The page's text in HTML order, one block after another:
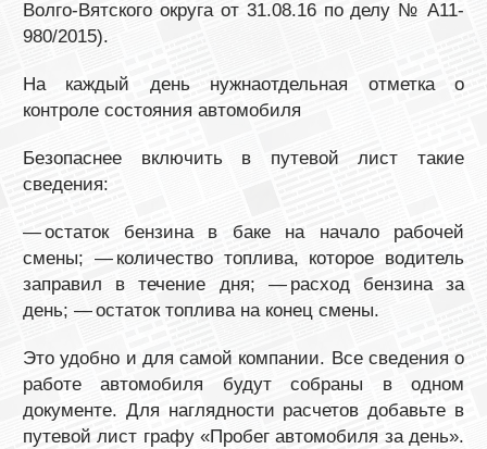
Волго-Вятского округа от 31.08.16 по делу № А11-
980/2015).
На каждый день нужнаотдельная отметка о
контроле состояния автомобиля
Безопаснее включить в путевой лист такие
сведения:
— остаток бензина в баке на начало рабочей
смены; — количество топлива, которое водитель
заправил в течение дня; — расход бензина за
день; — остаток топлива на конец смены.
Это удобно и для самой компании. Все сведения о
работе автомобиля будут собраны в одном
документе. Для наглядности расчетов добавьте в
путевой лист графу «Пробег автомобиля за день».